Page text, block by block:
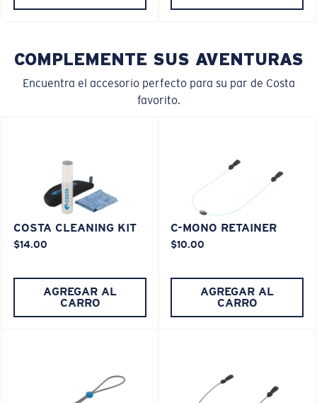
COMPLEMENTE SUS AVENTURAS
Encuentra el accesorio perfecto para su par de Costa
favorito.
COSTA CLEANING KIT
$14.00
AGREGAR AL
CARRO
C-MONO RETAINER
$10.00
AGREGAR AL
CARRO